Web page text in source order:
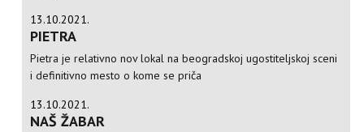
13.10.2021.
PIETRA
Pietra je relativno nov lokal na beogradskoj ugostiteljskoj sceni
i definitivno mesto o kome se priča
13.10.2021.
NAŠ ŽABAR